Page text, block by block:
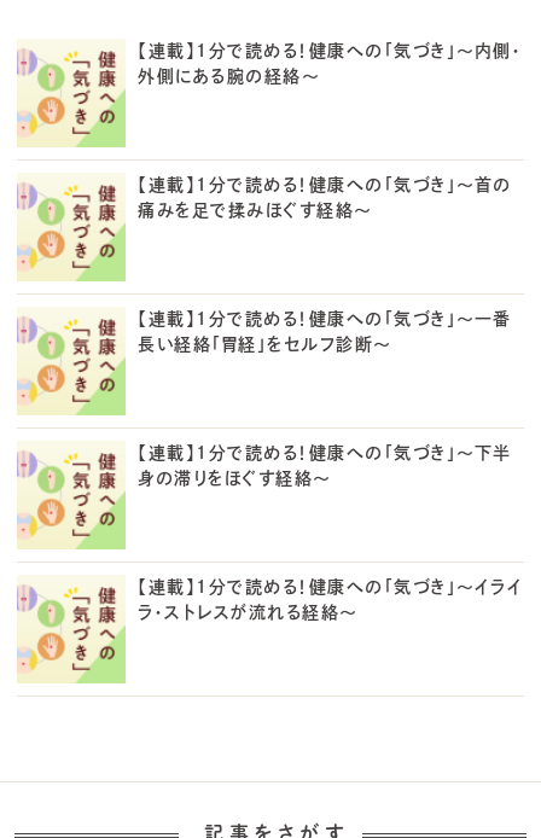
【連載】1分で読める！健康への「気づき」～内側・
外側にある腕の経絡～
【連載】1分で読める！健康への「気づき」～首の
痛みを足で揉みほぐす経絡～
【連載】1分で読める！健康への「気づき」～一番
長い経絡「胃経」をセルフ診断～
【連載】1分で読める！健康への「気づき」～下半
身の滞りをほぐす経絡～
【連載】1分で読める！健康への「気づき」～イライ
ラ・ストレスが流れる経絡～
記事をさがす